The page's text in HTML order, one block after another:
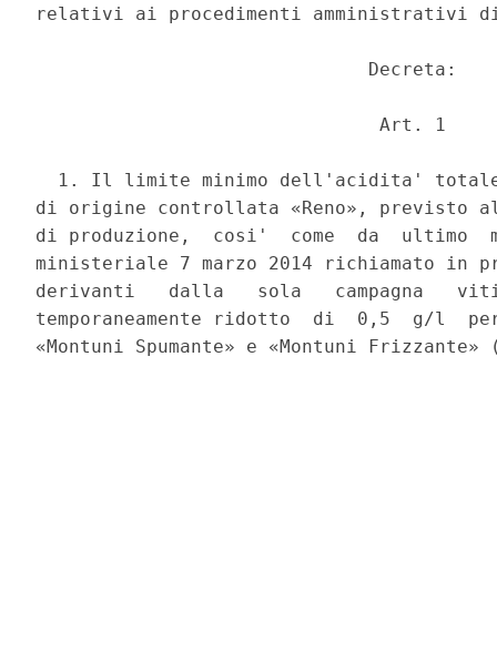
relativi ai procedimenti amministrativi di
                              Decreta:
                               Art. 1
1. Il limite minimo dell'acidita'
di origine controllata «Reno»,
di produzione,  cosi'  come  da  ultimo
ministeriale 7 marzo 2014 richiamato in
derivanti   dalla   sola   campagna
temporaneamente ridotto  di  0,5  g/l